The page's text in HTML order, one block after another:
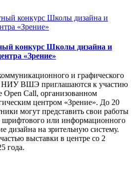
конкурс Школы дизайна и
«Зрение»
и графического
НИУ ВШЭ приглашаются к участию
Open Call, организованном
центром «Зрение». До 20
могут представить свои работы
шрифтового или информационного
дизайна на зрительную систему.
выставки в центре со 2
года.